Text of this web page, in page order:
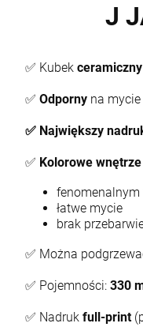
Kubek Wiedźmin
13,90 zł
J
✅ Kubek ceramiczny
✅ Odporny na
✅ Największy
✅ Kolorowe
fenomenalnym
łatwe mycie
brak
✅ Można
✅ Pojemności: 330
✅ Nadruk full-print